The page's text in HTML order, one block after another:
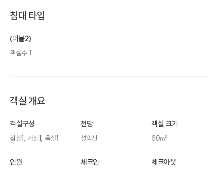
침대 타입
(더블2)
객실수 1
객실 개요
객실구성
침실1, 거실1, 욕실1
전망
설악산
객실 크기
60㎡
인원 체크인 체크아웃